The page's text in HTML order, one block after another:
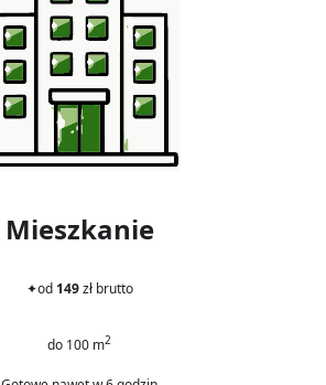
Mieszkanie
✦od 149zł brutto
do 100 m2